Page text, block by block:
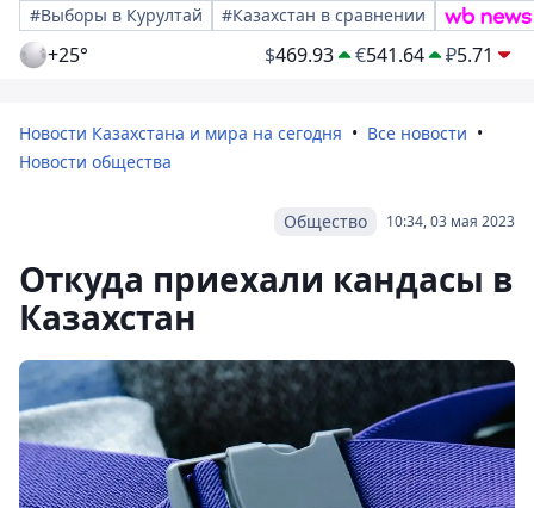
#Выборы в Курултай
#Казахстан в сравнении
+25° $469.93 €541.64 ₽5.71
Новости Казахстана и мира на сегодня
Все новости
Новости общества
10:34, 03 мая 2023
Общество
Откуда приехали кандасы в
Казахстан